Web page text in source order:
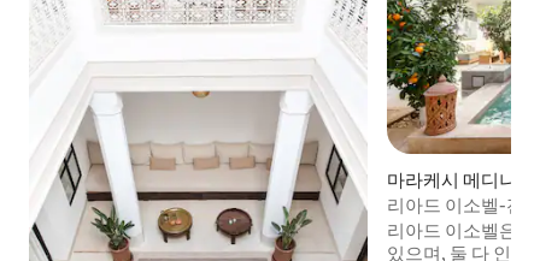
마라케시 메디나의
리아드 이소벨-전
명 수용 가능, 수영
리아드 이소벨은
있으며, 둘 다 인테